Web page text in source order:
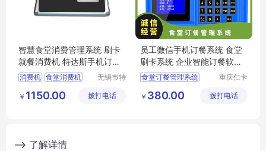
智慧食堂消费管理系统 刷卡
就餐消费机 特达斯手机订餐
系统
消费机 食堂消费机
食堂消费系统
无锡市特
科技有限
￥ 1150.00 拨打电话
员工微信手机订餐系统 食堂
刷卡系统 企业智能订餐软件
支持送餐
食堂订餐管理系统
重庆仁卡
公司
￥ 380.00 拨打电话
--> 了解详情